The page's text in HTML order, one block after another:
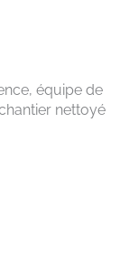
équipe de
nettoyé